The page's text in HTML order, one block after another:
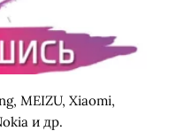
MEIZU, Xiaomi,
и др.